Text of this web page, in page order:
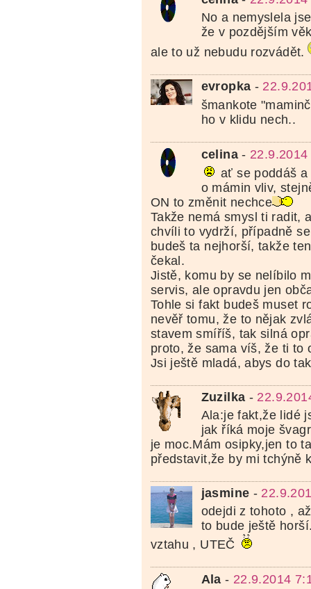
No a nemyslela
že v pozdějším
ale to už nebudu rozvádět.
evropka -
šmankote
ho v klidu nech..
celina-
ať se poddáš
o mámin vliv,
ON to změnit nechce
Takže nemá smysl ti radit,
chvíli to vydrží, případně
budeš ta nejhorší, takže
čekal.
Jistě, komu by se nelíbilo
servis, ale opravdu jen
Tohle si fakt budeš muset
nevěř tomu, že to nějak
stavem smíříš, tak silná
proto, že sama víš, že ti to
Jsi ještě mladá, abys do
Zuzilka -
Ala:je fakt,že lidé
jak říká moje
je moc.Mám osipky,jen to
představit,že by mi tchýně
jasmine -
odejdi z tohoto ,
to bude ještě
vztahu , UTEČ
Ala - 22.9.2014